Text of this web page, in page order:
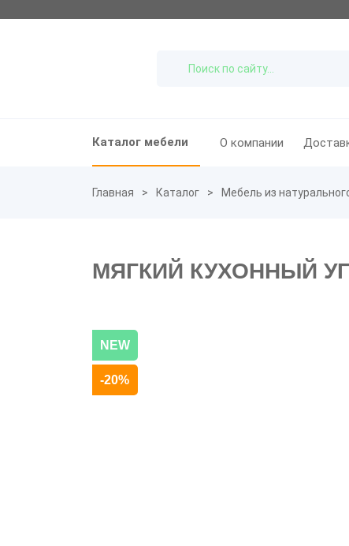
Каталог мебели О компании
Главная Каталог Мебель из
МЯГКИЙ КУХОННЫЙ
NEW
-20%